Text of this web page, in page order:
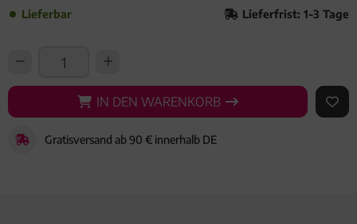
Lieferbar Lieferfrist: 1-3 Tage
IN DEN WARENKORB
IN DEN WARENKORB AUF
Gratisversand ab 90 € innerhalb DE